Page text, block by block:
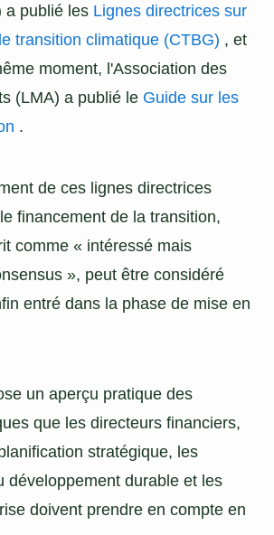
a publié les Lignes directrices sur
transition climatique (CTBG) , et
moment, l'Association des
(LMA) a publié le Guide sur les
.
de ces lignes directrices
financement de la transition,
comme « intéressé mais
», peut être considéré
entré dans la phase de mise en
un aperçu pratique des
que les directeurs financiers,
stratégique, les
développement durable et les
doivent prendre en compte en